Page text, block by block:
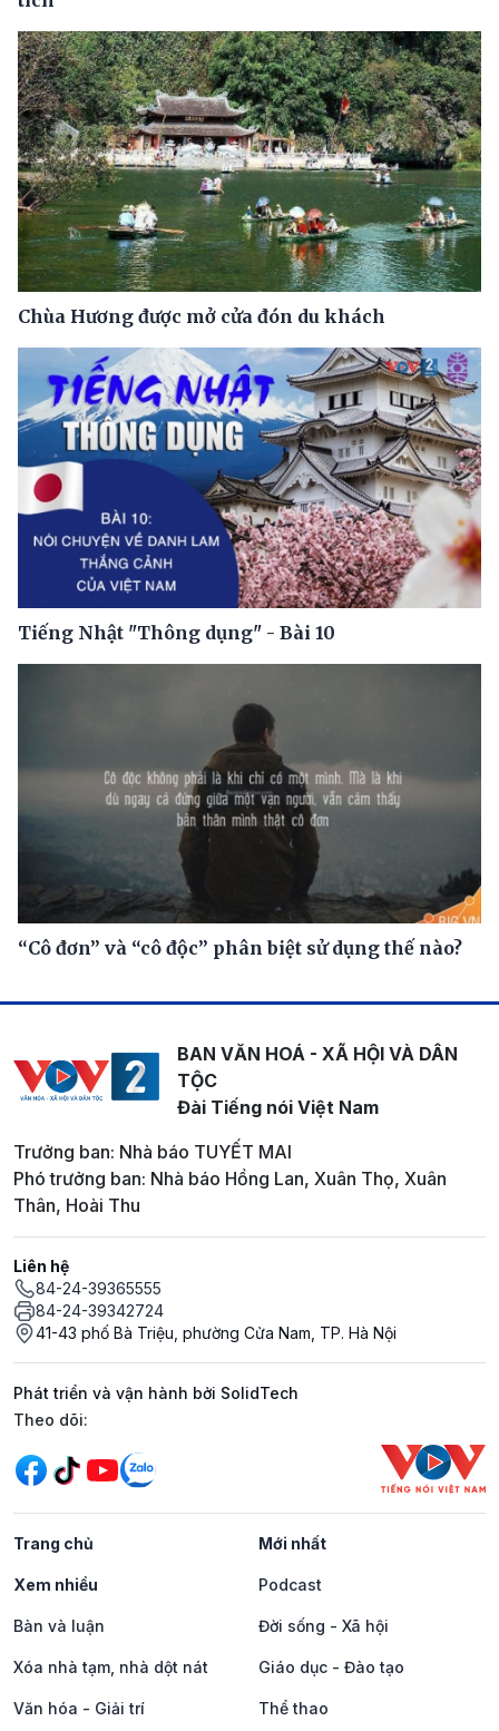
Chùa Hương được mở cửa đón du khách
Tiếng Nhật "Thông dụng" - Bài 10
“Cô đơn” và “cô độc” phân biệt sử dụng thế nào?
BAN VĂN HOÁ - XÃ HỘI VÀ DÂN
TỘC
Đài Tiếng nói Việt Nam
Trưởng ban: Nhà báo TUYẾT MAI
Phó trưởng ban: Nhà báo Hồng Lan, Xuân Thọ, Xuân
Thân, Hoài Thu
Liên hệ
84-24-39365555
84-24-39342724
41-43 phố Bà Triệu, phường Cửa Nam, TP. Hà Nội
Phát triển và vận hành bởi SolidTech
Mạng xã hội
Theo dõi:
Trang chủ Mới nhất
Xem nhiều Podcast
Bàn và luận Đời sống - Xã hội
Xóa nhà tạm, nhà dột nát Giáo dục - Đào tạo
Văn hóa - Giải trí Thể thao